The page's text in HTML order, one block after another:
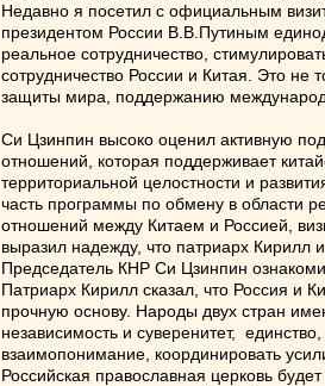
Недавно я посетил с официальным
президентом России В.В.Путиным
реальное сотрудничество,
сотрудничество России и Китая. Это не
защиты мира, поддержанию
Си Цзинпин высоко оценил активную
отношений, которая поддерживает
территориальной целостности и
часть программы по обмену в области
отношений между Китаем и Россией,
выразил надежду, что патриарх Кирилл
Председатель КНР Си Цзинпин
Патриарх Кирилл сказал, что Россия и
прочную основу. Народы двух стран
независимость и суверенитет,
взаимопонимание, координировать
Российская православная церковь